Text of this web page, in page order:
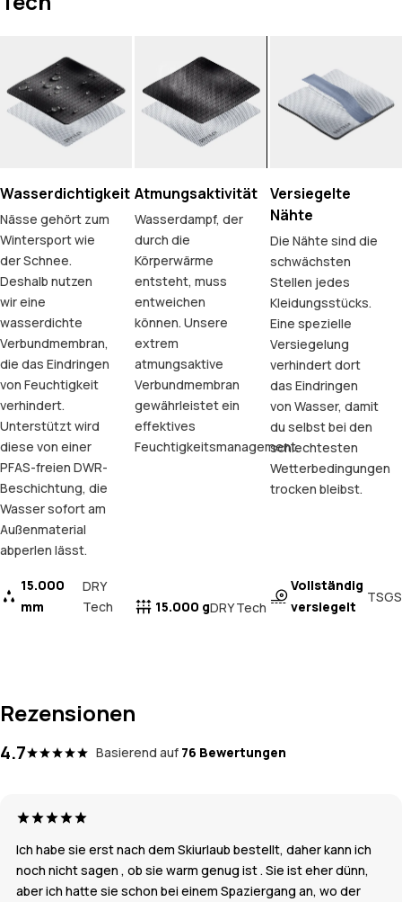
Wasserdichtigkeit
Nässe gehört zum
Wintersport wie
der Schnee.
Deshalb nutzen
wir eine
wasserdichte
Verbundmembran,
die das Eindringen
von Feuchtigkeit
verhindert.
Unterstützt wird
diese von einer
PFAS-freien DWR-
Beschichtung, die
Wasser sofort am
Außenmaterial
abperlen lässt.
15.000
mm
DRY
Tech
Atmungsaktivität
Wasserdampf, der
durch die
Körperwärme
entsteht, muss
entweichen
können. Unsere
extrem
atmungsaktive
Verbundmembran
gewährleistet ein
effektives
Feuchtigkeitsmanagement.
15.000 gDRY Tech
Versiegelte
Nähte
Die Nähte sind die
schwächsten
Stellen jedes
Kleidungsstücks.
Eine spezielle
Versiegelung
verhindert dort
das Eindringen
von Wasser, damit
du selbst bei den
schlechtesten
Wetterbedingungen
trocken bleibst.
Vollständig
versiegelt
TSGS
Rezensionen
4.7 Basierend auf 76 Bewertungen
Ich habe sie erst nach dem Skiurlaub bestellt, daher kann ich
noch nicht sagen , ob sie warm genug ist . Sie ist eher dünn,
aber ich hatte sie schon bei einem Spaziergang an, wo der